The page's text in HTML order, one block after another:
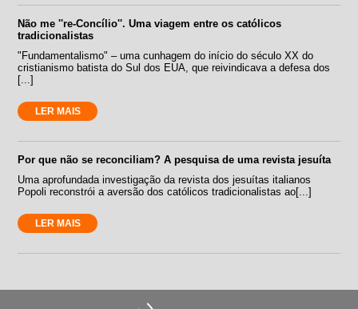
Não me ''re-Concílio''. Uma viagem entre os católicos
tradicionalistas
"Fundamentalismo" – uma cunhagem do início do século XX do
cristianismo batista do Sul dos EUA, que reivindicava a defesa dos
[...]
LER MAIS
Por que não se reconciliam? A pesquisa de uma revista jesuíta
Uma aprofundada investigação da revista dos jesuítas italianos
Popoli reconstrói a aversão dos católicos tradicionalistas ao[...]
LER MAIS